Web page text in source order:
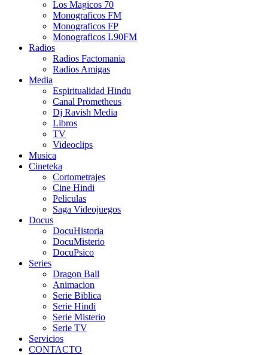
Los Magicos 70
Monograficos FM
Monograficos FP
Monograficos L90FM
Radios
Radios Factomania
Radios Amigas
Media
Espiritualidad Hindu
Canal Prometheus
Dj Ravish Media
Libros
TV
Videoclips
Musica
Cineteka
Cortometrajes
Cine Hindi
Peliculas
Saga Videojuegos
Docus
DocuHistoria
DocuMisterio
DocuPsico
Series
Dragon Ball
Animacion
Serie Biblica
Serie Hindi
Serie Misterio
Serie TV
Servicios
CONTACTO